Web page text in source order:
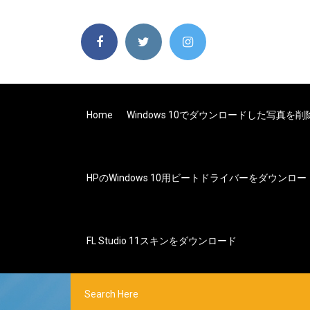
Home Windows 10でダウンロードした写真を削
HPのWindows 10用ビートドライバーをダウンロー
FL Studio 11スキンをダウンロード